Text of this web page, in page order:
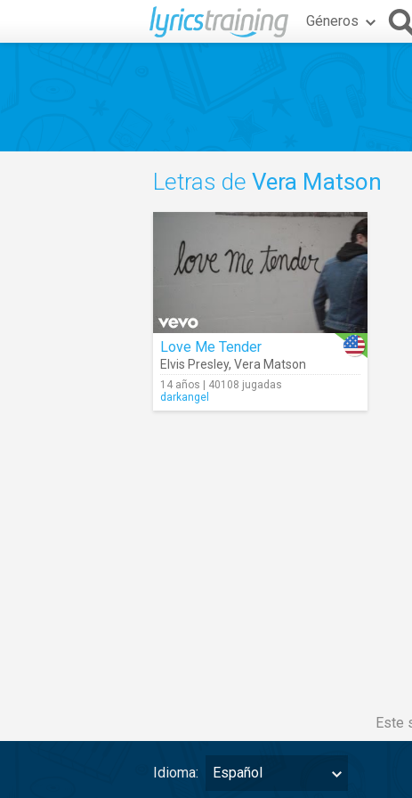
Géneros
Letras de Vera Matson
Love Me Tender
Elvis Presley, Vera Matson
14 años | 40108 jugadas
darkangel
Este
Idioma: Español